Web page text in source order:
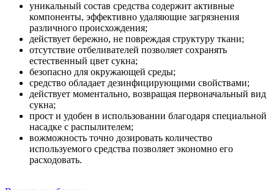
уникальный состав средства содержит активные
компоненты, эффективно удаляющие загрязнения
различного происхождения;
действует бережно, не повреждая структуру ткани;
отсутствие отбеливателей позволяет сохранять
естественный цвет сукна;
безопасно для окружающей среды;
средство обладает дезинфицирующими свойствами;
действует моментально, возвращая первоначальный вид
сукна;
прост и удобен в использовании благодаря специальной
насадке с распылителем;
вожможность точно дозировать количество
используемого средства позволяет экономно его
расходовать.